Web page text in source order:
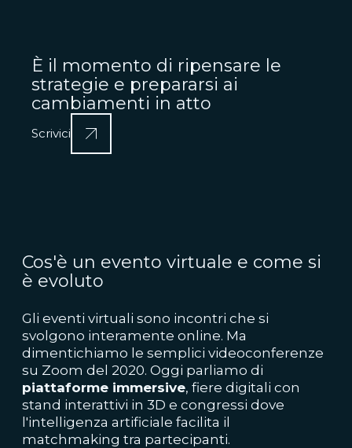
È il momento di ripensare le
strategie e prepararsi ai
cambiamenti in atto
Scrivici
Cos'è un evento virtuale e come si
è evoluto
Gli eventi virtuali sono incontri che si
svolgono interamente online. Ma
dimentichiamo le semplici videoconferenze
su Zoom del 2020. Oggi parliamo di
piattaforme immersive, fiere digitali con
stand interattivi in 3D e congressi dove
l'intelligenza artificiale facilita il
matchmaking tra partecipanti.